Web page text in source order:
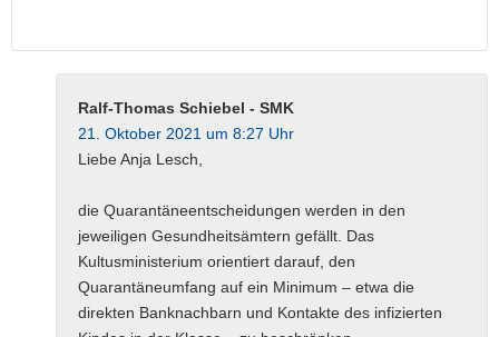
Ralf-Thomas Schiebel - SMK
21. Oktober 2021 um 8:27 Uhr
Liebe Anja Lesch,
die Quarantäneentscheidungen werden in den
jeweiligen Gesundheitsämtern gefällt. Das
Kultusministerium orientiert darauf, den
Quarantäneumfang auf ein Minimum – etwa die
direkten Banknachbarn und Kontakte des infizierten